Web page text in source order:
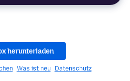
herunterladen
Was ist neu Datenschutz